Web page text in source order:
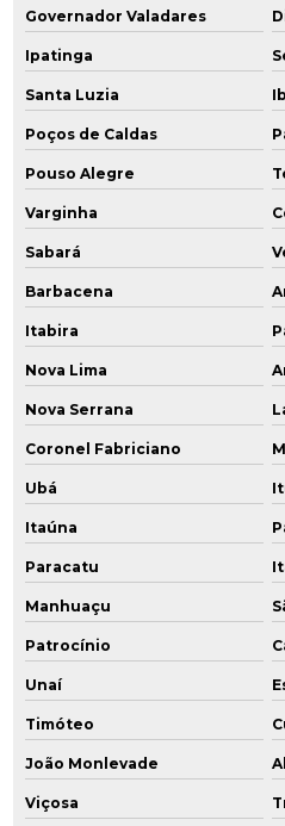
Plano de desativação
Plano de desativação
Plano de desativação cetesb
Plano de desativação e
Plano de desativação de
Plano de desativação de posto
Plano de gerenciamento
Plano de intervenção ambiental
Plano de intervenção áreas
Plano de investigação
Poço de monitoramento
Poço de monitoramento de
Poço de monitoramento
Poço de monitoramento
Governador Valadares
Ipatinga
Santa Luzia
Poços de Caldas
Pouso Alegre
Varginha
Sabará
Barbacena
Itabira
Nova Lima
Nova Serrana
Coronel Fabriciano
Ubá
Itaúna
Paracatu
Manhuaçu
Patrocínio
Unaí
Timóteo
João Monlevade
Viçosa